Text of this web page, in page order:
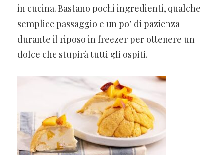
in cucina. Bastano pochi ingredienti, qualche
semplice passaggio e un po’ di pazienza
durante il riposo in freezer per ottenere un
dolce che stupirà tutti gli ospiti.